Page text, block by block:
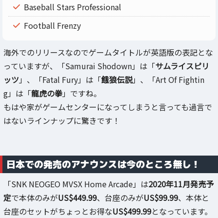
Baseball Stars Professional
Football Frenzy
海外でのリリースなのでゲームタイトルが英語版の表記とな
っていますが、「Samurai Shodown」は「サムライスピリ
ッツ 」、「Fatal Fury」は「餓狼伝説」、「Art Of Fightin
g」は「龍虎の拳」ですね。
もはや家がゲームセンターになってしまうと言っても過言で
はないラインナップに驚きです！
日本での発売のアナウンスは今のところ無し！
「SNK NEOGEO MVSX Home Arcade」は2020年11月発売予
定で本体のみがUS$449.99、台座のみがUS$99.99、本体と
台座のセットがちょっとお得なUS$499.99となっています。